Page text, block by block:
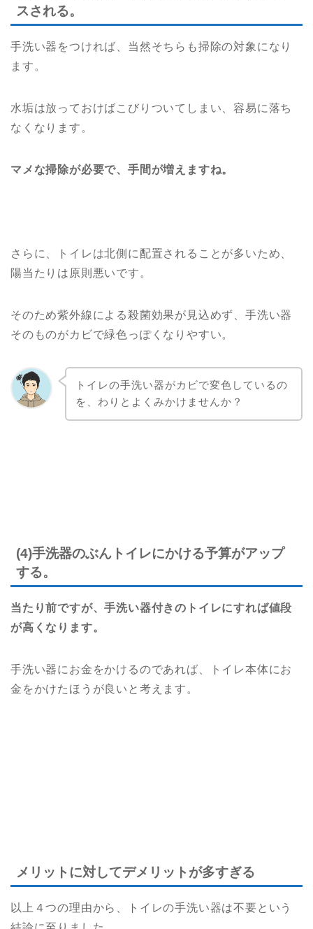
スされる。
手洗い器をつければ、当然そちらも掃除の対象になり
ます。
水垢は放っておけばこびりついてしまい、容易に落ち
なくなります。
マメな掃除が必要で、手間が増えますね。
さらに、トイレは北側に配置されることが多いため、
陽当たりは原則悪いです。
そのため紫外線による殺菌効果が見込めず、手洗い器
そのものがカビで緑色っぽくなりやすい。
トイレの手洗い器がカビで変色しているの
を、わりとよくみかけませんか？
(4)手洗器のぶんトイレにかける予算がアップ
する。
当たり前ですが、手洗い器付きのトイレにすれば値段
が高くなります。
手洗い器にお金をかけるのであれば、トイレ本体にお
金をかけたほうが良いと考えます。
メリットに対してデメリットが多すぎる
以上４つの理由から、トイレの手洗い器は不要という